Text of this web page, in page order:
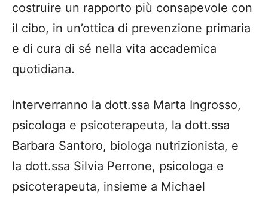
costruire un rapporto più consapevole con
il cibo, in un’ottica di prevenzione primaria
e di cura di sé nella vita accademica
quotidiana.
Interverranno la dott.ssa Marta Ingrosso,
psicologa e psicoterapeuta, la dott.ssa
Barbara Santoro, biologa nutrizionista, e
la dott.ssa Silvia Perrone, psicologa e
psicoterapeuta, insieme a Michael